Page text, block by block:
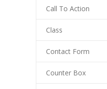
Call To Action
Class
Contact Form
Counter Box